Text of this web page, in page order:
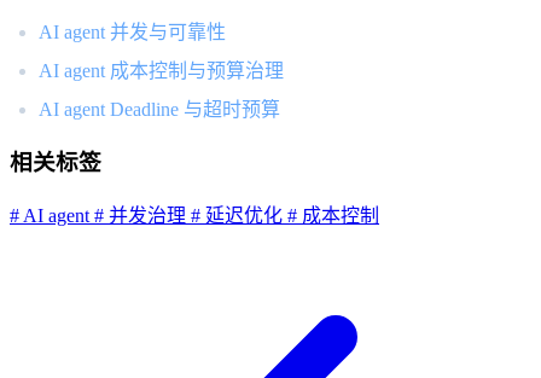
AI agent 并发与可靠性
AI agent 成本控制与预算治理
AI agent Deadline 与超时预算
相关标签
# AI agent # 并发治理 # 延迟优化 # 成本控制